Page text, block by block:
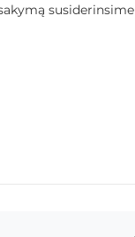
susiderinsime